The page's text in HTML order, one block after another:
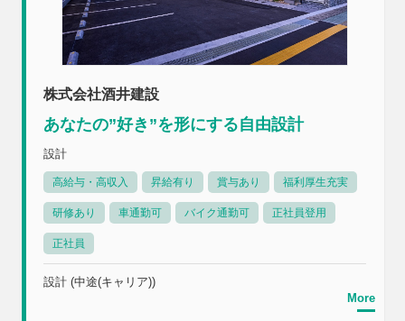
株式会社酒井建設
あなたの”好き”を形にする自由設計
設計
高給与・高収入 昇給有り 賞与あり 福利厚生充実
研修あり 車通勤可 バイク通勤可 正社員登用
正社員
設計 (中途(キャリア))
More